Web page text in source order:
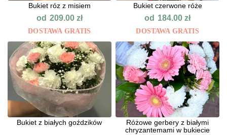
Bukiet róz z misiem
od 209.00 zł
DOSTAWA GRATIS
Bukiet czerwone róże
od 184.00zł
DOSTAWA GRATIS
Bukiet z białych goździków
Różowe gerbery z białymi
chryzantemami w bukiecie